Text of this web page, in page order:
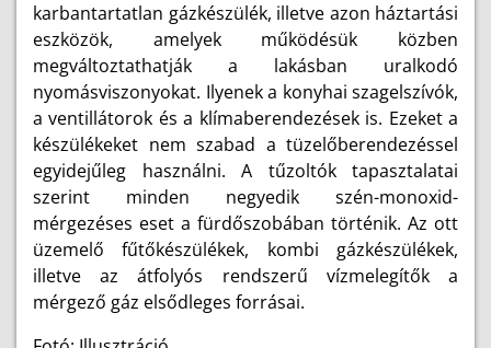
karbantartatlan gázkészülék, illetve azon háztartási
eszközök, amelyek működésük közben
megváltoztathatják a lakásban uralkodó
nyomásviszonyokat. Ilyenek a konyhai szagelszívók,
a ventillátorok és a klímaberendezések is. Ezeket a
készülékeket nem szabad a tüzelőberendezéssel
egyidejűleg használni. A tűzoltók tapasztalatai
szerint minden negyedik szén-monoxid-
mérgezéses eset a fürdőszobában történik. Az ott
üzemelő fűtőkészülékek, kombi gázkészülékek,
illetve az átfolyós rendszerű vízmelegítők a
mérgező gáz elsődleges forrásai.